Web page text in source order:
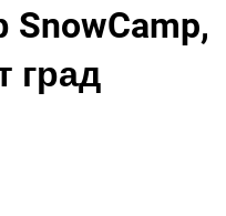
град